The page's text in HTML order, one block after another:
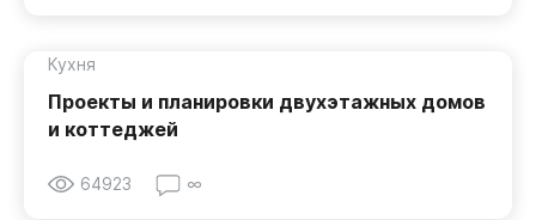
Кухня
Проекты и планировки двухэтажных домов
и коттеджей
64923 ∞